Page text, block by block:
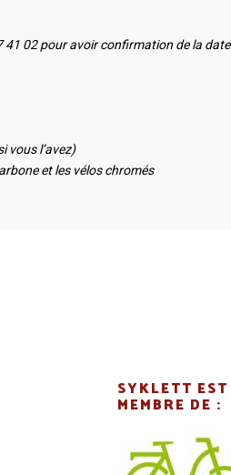
41 02 pour avoir confirmation de la date
vous l’avez)
et les vélos chromés
SYKLETT EST
MEMBRE DE :